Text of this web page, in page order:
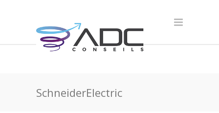
SchneiderElectric